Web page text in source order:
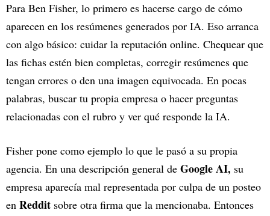
Para Ben Fisher, lo primero es hacerse cargo de cómo
aparecen en los resúmenes generados por IA. Eso arranca
con algo básico: cuidar la reputación online. Chequear que
las fichas estén bien completas, corregir resúmenes que
tengan errores o den una imagen equivocada. En pocas
palabras, buscar tu propia empresa o hacer preguntas
relacionadas con el rubro y ver qué responde la IA.
Fisher pone como ejemplo lo que le pasó a su propia
agencia. En una descripción general de Google AI, su
empresa aparecía mal representada por culpa de un posteo
en Reddit sobre otra firma que la mencionaba. Entonces